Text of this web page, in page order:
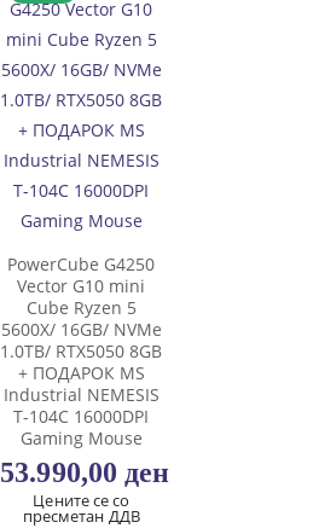
PowerCube G4250
Vector G10 mini
Cube Ryzen 5
5600X/ 16GB/ NVMe
1.0TB/ RTX5050 8GB
+ ПОДАРОК MS
Industrial NEMESIS
T-104C 16000DPI
Gaming Mouse
53.990,00 ден
Цените се со
пресметан ДДВ